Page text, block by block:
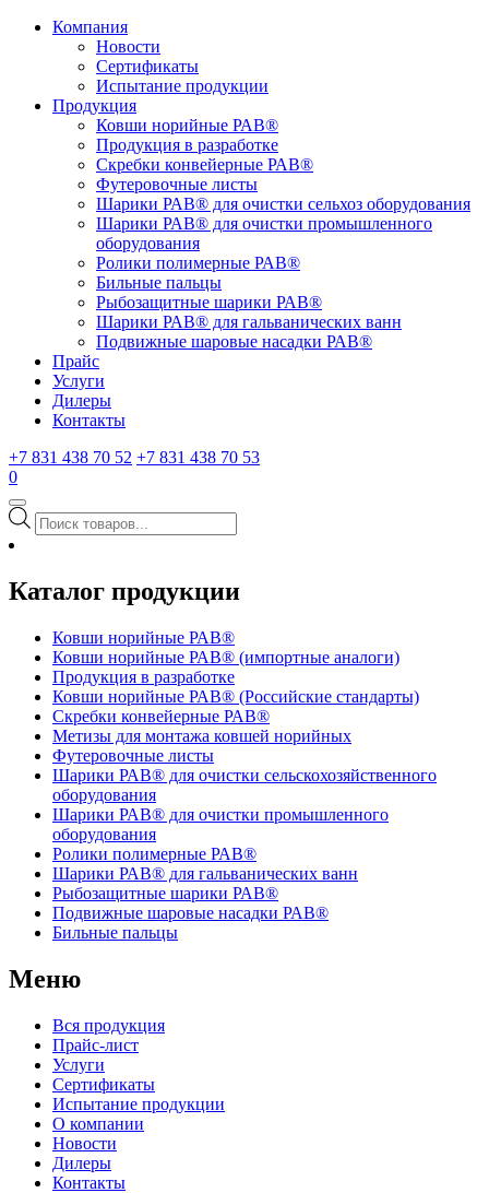
Компания
Новости
Сертификаты
Испытание продукции
Продукция
Ковши норийные РАВ®
Продукция в разработке
Скребки конвейерные РАВ®
Футеровочные листы
Шарики РАВ® для очистки сельхоз оборудования
Шарики РАВ® для очистки промышленного
оборудования
Ролики полимерные РАВ®
Бильные пальцы
Рыбозащитные шарики РАВ®
Шарики РАВ® для гальванических ванн
Подвижные шаровые насадки РАВ®
Прайс
Услуги
Дилеры
Контакты
+7 831 438 70 52 +7 831 438 70 53
0
Поиск
товаров
Каталог продукции
Ковши норийные РАВ®
Ковши норийные РАВ® (импортные аналоги)
Продукция в разработке
Ковши норийные РАВ® (Российские стандарты)
Скребки конвейерные РАВ®
Метизы для монтажа ковшей норийных
Футеровочные листы
Шарики РАВ® для очистки сельскохозяйственного
оборудования
Шарики РАВ® для очистки промышленного
оборудования
Ролики полимерные РАВ®
Шарики РАВ® для гальванических ванн
Рыбозащитные шарики РАВ®
Подвижные шаровые насадки РАВ®
Бильные пальцы
Меню
Вся продукция
Прайс-лист
Услуги
Сертификаты
Испытание продукции
О компании
Новости
Дилеры
Контакты